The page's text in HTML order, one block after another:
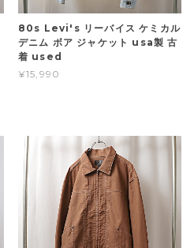
80s Levi's リーバイス ケミカル
デニム ボア ジャケット usa製 古
着 used
¥15,990